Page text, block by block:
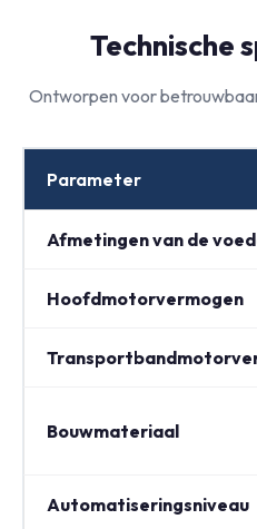
Technische
Ontworpen voor
Parameter
Afmetingen van de
Hoofdmotorvermogen
Bouwmateriaal
Automatiseringsniveau